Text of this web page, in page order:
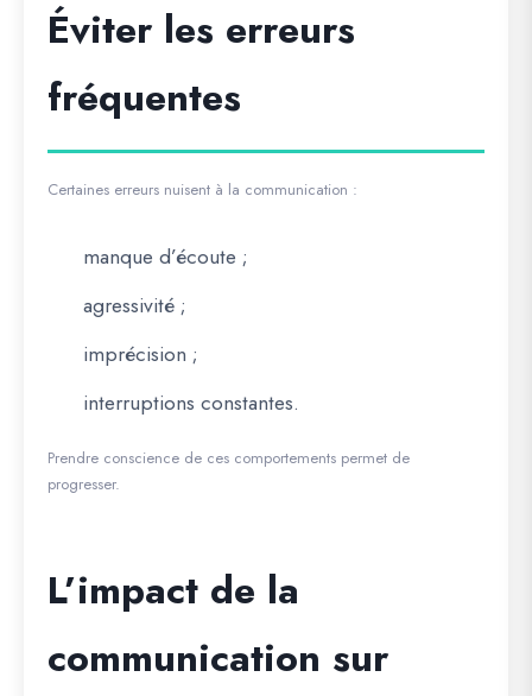
Éviter les erreurs
fréquentes
Certaines erreurs nuisent à la communication :
manque d’écoute ;
agressivité ;
imprécision ;
interruptions constantes.
Prendre conscience de ces comportements permet de
progresser.
L’impact de la
communication sur